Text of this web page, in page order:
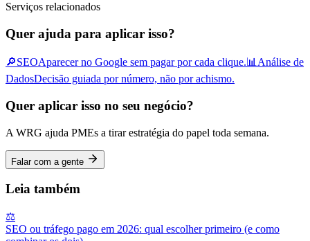
Serviços relacionados
Quer ajuda para aplicar isso?
🔎SEOAparecer no Google sem pagar por cada clique.📊 Análise de
DadosDecisão guiada por número, não por achismo.
Quer aplicar isso no seu negócio?
A WRG ajuda PMEs a tirar estratégia do papel toda semana.
Falar com a gente
Leia também
⚖️
SEO ou tráfego pago em 2026: qual escolher primeiro (e como